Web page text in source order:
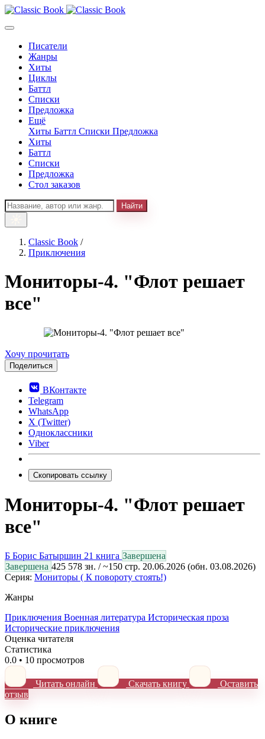
Писатели
Жанры
Хиты
Циклы
Баттл
Списки
Предложка
Ещё
Хиты Баттл Списки Предложка
Хиты
Баттл
Списки
Предложка
Стол заказов
Найти
Classic Book /
Приключения
Мониторы-4. "Флот решает
все"
Хочу прочитать
Поделиться
ВКонтакте
Telegram
WhatsApp
X (Twitter)
Одноклассники
Viber
Скопировать ссылку
Мониторы-4. "Флот решает
все"
Б Борис Батыршин 21 книга Завершена
Завершена 425 578 зн. / ~150 стр. 20.06.2026 (обн. 03.08.2026)
Серия: Мониторы ( К повороту стоять!)
Жанры
Приключения Военная литература Историческая проза
Исторические приключения
Оценка читателя
Статистика
0.0 • 10 просмотров
Читать онлайн Скачать книгу
Оставить
отзыв
О книге